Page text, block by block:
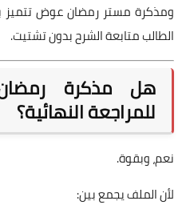
ومذكرة مستر رمضان عوض
الطالب متابعة الشرح بدون تشتيت.
هل مذكرة
للمراجعة النهائية؟
نعم، وبقوة.
لأن الملف يجمع بين: